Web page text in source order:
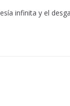
infinita y el